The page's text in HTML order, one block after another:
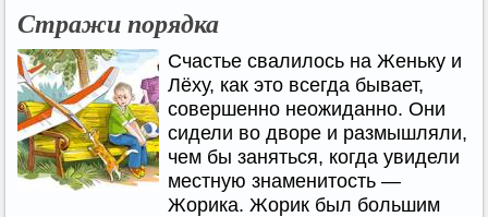
Стражи порядка
Счастье свалилось на Женьку и
Лёху, как это всегда бывает,
совершенно неожиданно. Они
сидели во дворе и размышляли,
чем бы заняться, когда увидели
местную знаменитость —
Жорика. Жорик был большим